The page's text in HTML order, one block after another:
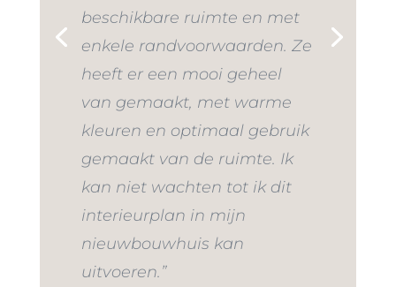
beschikbare ruimte en met
enkele randvoorwaarden. Ze
heeft er een mooi geheel
van gemaakt, met warme
kleuren en optimaal gebruik
gemaakt van de ruimte. Ik
kan niet wachten tot ik dit
interieurplan in mijn
nieuwbouwhuis kan
uitvoeren.”